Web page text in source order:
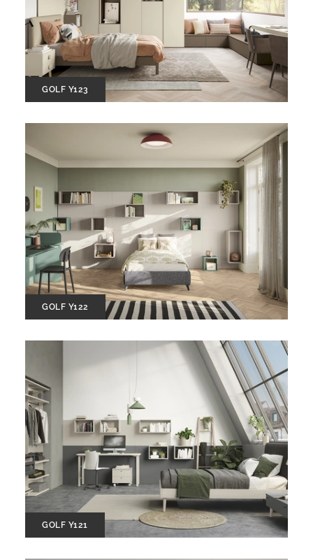
GOLF Y123
GOLF Y122
GOLF Y121